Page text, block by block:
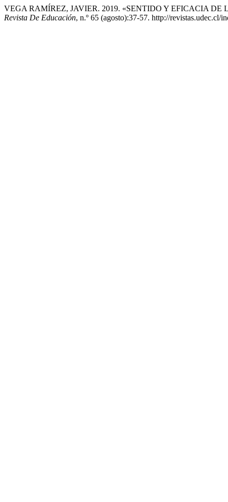
VEGA RAMÍREZ, JAVIER. 2019. «SENTIDO Y EFICACIA
Revista De Educación, n.º 65 (agosto):37-57. http://revistas.udec.cl/